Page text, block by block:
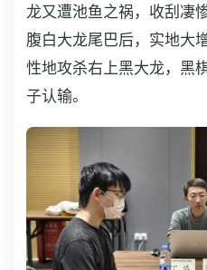
龙又遭池鱼之祸，收刮凄
腹白大龙尾巴后，实地大
性地攻杀右上黑大龙，黑
子认输。